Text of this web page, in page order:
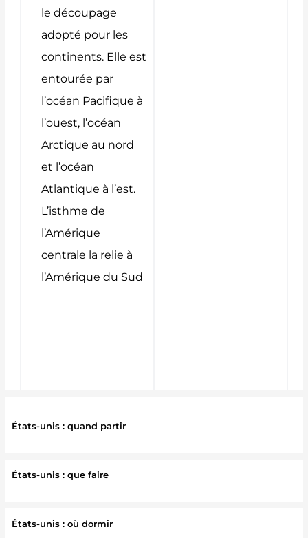
le découpage
adopté pour les
continents. Elle est
entourée par
l’océan Pacifique à
l’ouest, l’océan
Arctique au nord
et l’océan
Atlantique à l’est.
L’isthme de
l’Amérique
centrale la relie à
l’Amérique du Sud
États-unis : quand partir
États-unis : que faire
États-unis : où dormir